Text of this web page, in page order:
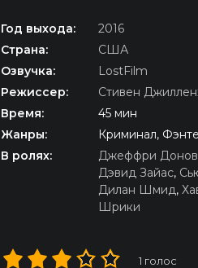
Год выхода:
2016
Страна:
США
Озвучка:
LostFilm
Режиссер:
Стивен
Время:
45 мин
Жанры:
Криминал,
В ролях:
Джеффри
Дэвид Зайас,
Дилан Шмид,
Шрики
1 голос